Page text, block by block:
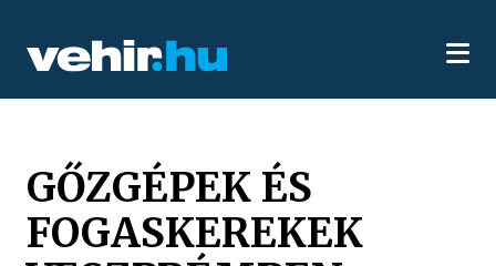
GŐZGÉPEK ÉS
FOGASKEREKEK